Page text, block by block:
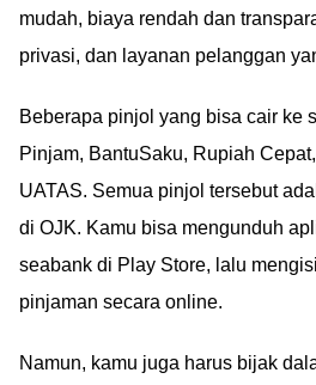
mudah, biaya rendah dan
privasi, dan layanan pelanggan
Beberapa pinjol yang bisa cair ke
Pinjam, BantuSaku, Rupiah
UATAS. Semua pinjol tersebut
di OJK. Kamu bisa mengunduh
seabank di Play Store, lalu
pinjaman secara online.
Namun, kamu juga harus bijak